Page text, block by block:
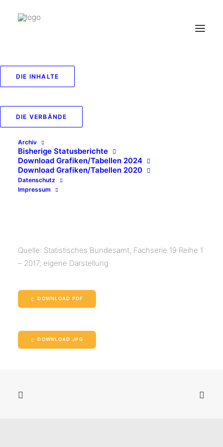
DIE INHALTE
DIE VERBÄNDE
Archiv
Bisherige Statusberichte
Download Grafiken/Tabellen 2024
Download Grafiken/Tabellen 2020
Datenschutz
Impressum
Biologische
nach Art der Anlage
IN ABFALLBEHANDLUNG/-VERWERTUNG,2020
Quelle: Statistisches Bundesamt, Fachserie 19 Reihe 1
– 2017; eigene Darstellung
DOWNLOAD PDF
DOWNLOAD JPG